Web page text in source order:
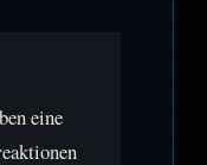
eine